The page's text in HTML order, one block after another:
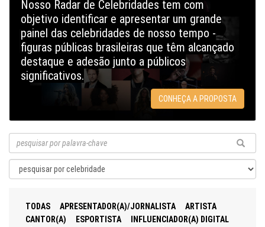
Nosso Radar de Celebridades tem com
objetivo identificar e apresentar um grande
painel das celebridades de nosso tempo -
figuras públicas brasileiras que têm alcançado
destaque e adesão junto a públicos
significativos.
CONHEÇA A PROPOSTA
TODAS APRESENTADOR(A)/JORNALISTA
ARTISTA
CANTOR(A)
ESPORTISTA
INFLUENCIADOR(A) DIGITAL